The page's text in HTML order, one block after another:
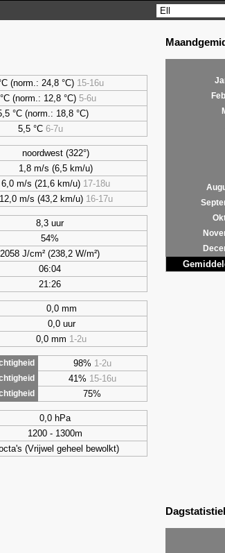
(norm.: 24,8 °C) 15-16u
°C (norm.: 12,8 °C) 5-6u
°C (norm.: 18,8 °C)
5,5 °C6-7u
noordwest (322°)
1,8 m/s (6,5 km/u)
6,0 m/s (21,6 km/u) 17-18u
12,0 m/s (43,2 km/u) 16-17u
8,3 uur
54%
2058 J/cm² (238,2 W/m²)
06:04
21:26
0,0 mm
0,0 uur
0,0 mm 1-2u
98% 1-2u
41% 15-16u
75%
0,0 hPa
1200 - 1300m
(Vrijwel geheel bewolkt)